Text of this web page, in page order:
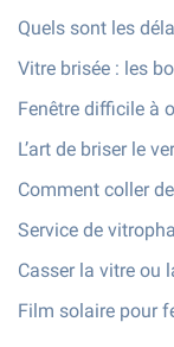
Quels sont les
Vitre brisée : les
Fenêtre difficile à
L’art de briser le
Comment coller
Service de
Casser la vitre ou
Film solaire pour